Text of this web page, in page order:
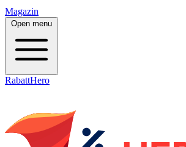
Magazin
Open menu
RabattHero